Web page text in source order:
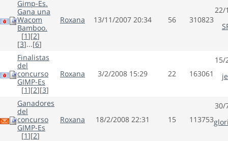
Gimp-Es.
Gana una
Wacom
Bamboo.
[1][2]
[3]...[6]
Roxana 13/11/2007 20:34 56 310823
22/
Finalistas
del
concurso
GIMP-Es
[1][2][3]
Roxana 3/2/2008 15:29 22 163061
15/
Ganadores
del
concurso
GIMP-Es
[1][2]
Roxana 18/2/2008 22:31 15 113753
30/